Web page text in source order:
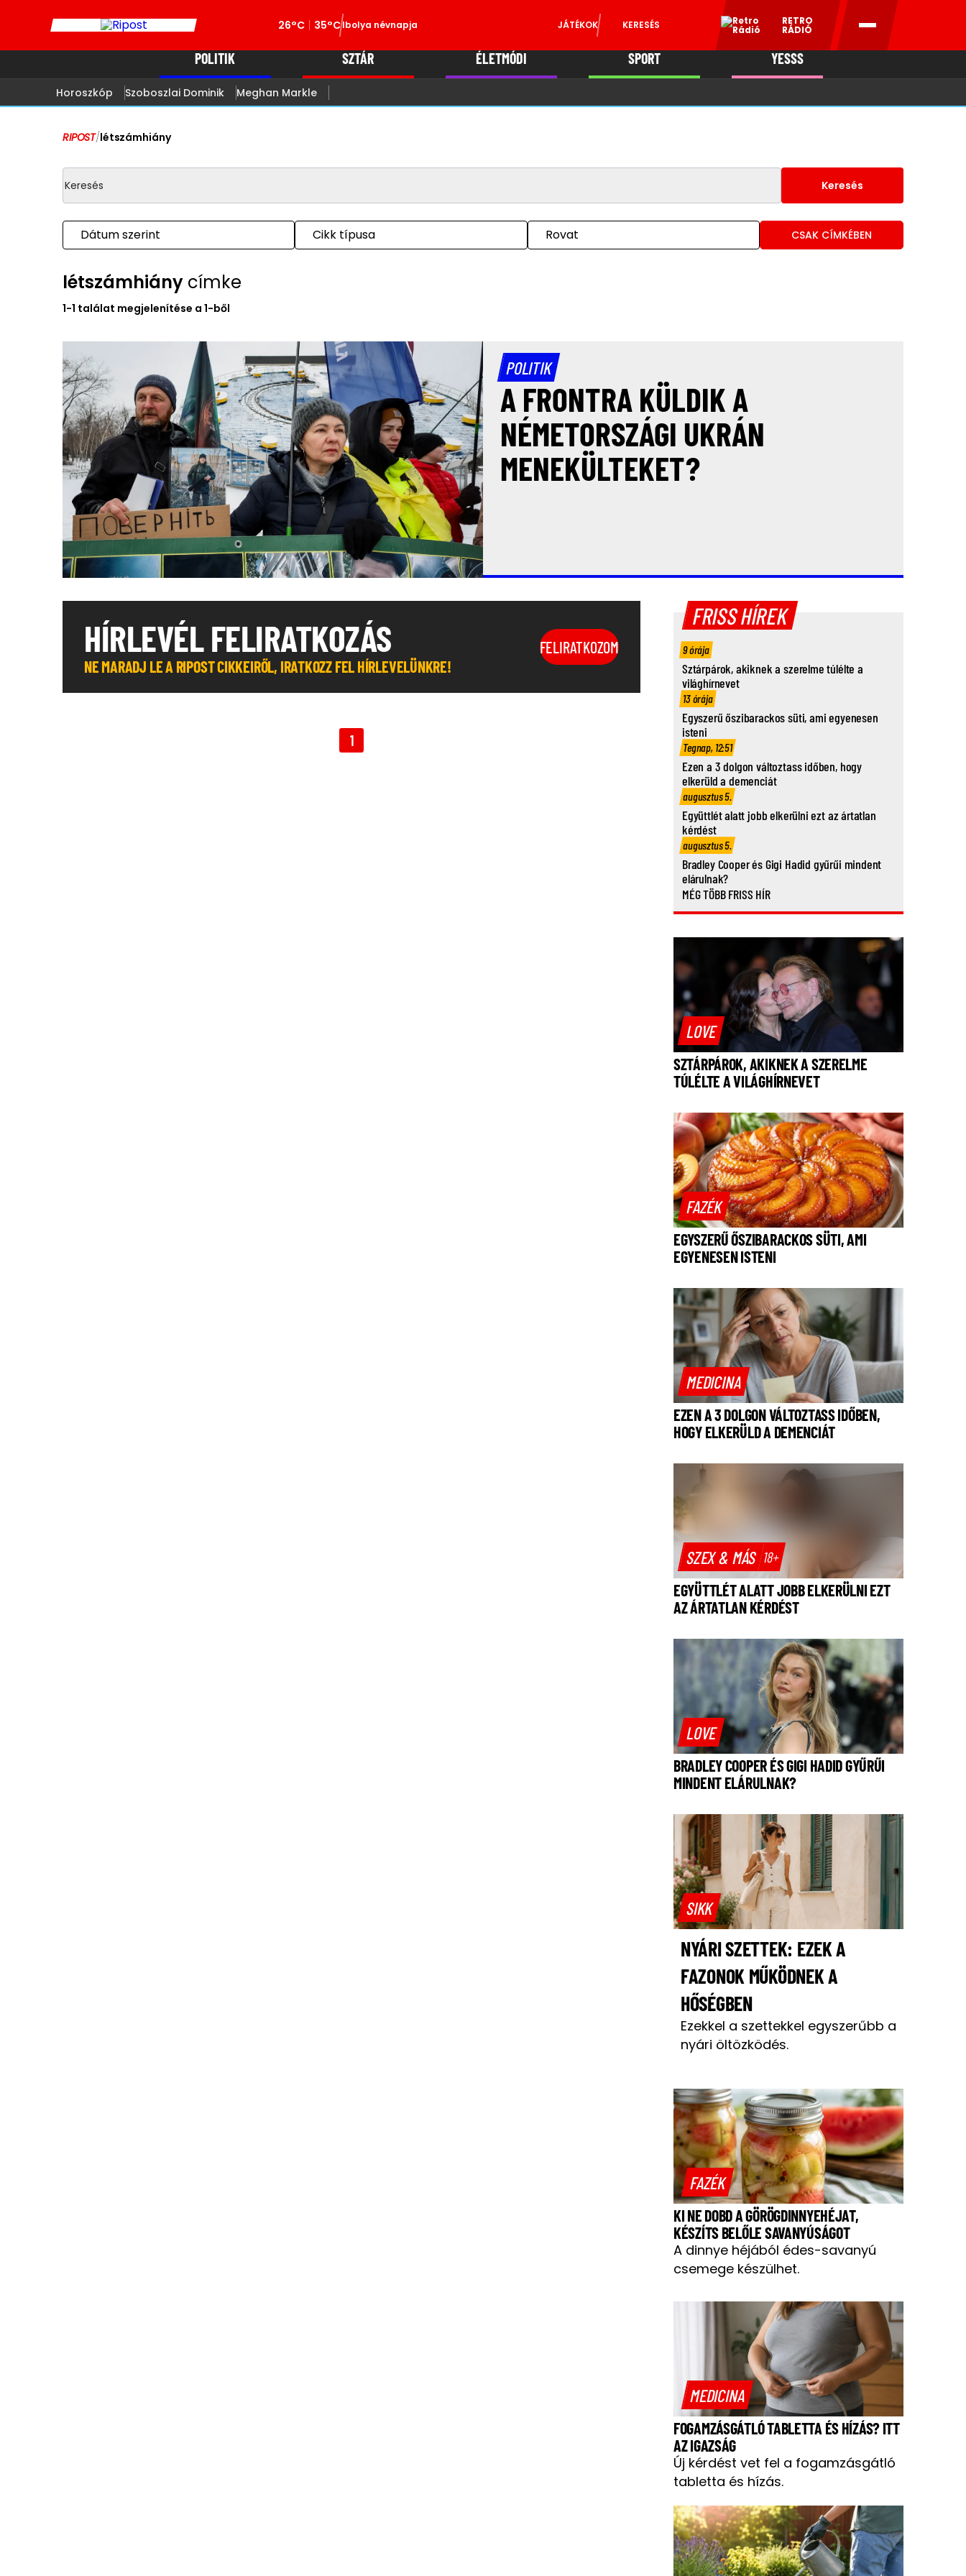
26°C 35°CIbolya névnapja JÁTÉKOK KERESÉS RETRO
RÁDIÓ
POLITIK SZTÁR ÉLETMÓDI SPORT YESSS
Horoszkóp Szoboszlai Dominik Meghan Markle
RIPOST/létszámhiány
Keresés
Dátum szerint Cikk típusa Rovat CSAK CÍMKÉBEN
létszámhiány címke
1-1 találat megjelenítése a 1-ből
POLITIK
A FRONTRA KÜLDIK A
NÉMETORSZÁGI UKRÁN
MENEKÜLTEKET?
HÍRLEVÉL FELIRATKOZÁS
NE MARADJ LE A RIPOST CIKKEIRŐL, IRATKOZZ FEL HÍRLEVELÜNKRE!
FELIRATKOZOM
1
FRISS HÍREK
9 órája
Sztárpárok, akiknek a szerelme túlélte a
világhírnevet
13 órája
Egyszerű őszibarackos süti, ami egyenesen
isteni
Tegnap, 12:51
Ezen a 3 dolgon változtass időben, hogy
elkerüld a demenciát
augusztus 5.
Együttlét alatt jobb elkerülni ezt az ártatlan
kérdést
augusztus 5.
Bradley Cooper és Gigi Hadid gyűrűi mindent
elárulnak?
MÉG TÖBB FRISS HÍR
LOVE
SZTÁRPÁROK, AKIKNEK A SZERELME
TÚLÉLTE A VILÁGHÍRNEVET
FAZÉK
EGYSZERŰ ŐSZIBARACKOS SÜTI, AMI
EGYENESEN ISTENI
MEDICINA
EZEN A 3 DOLGON VÁLTOZTASS IDŐBEN,
HOGY ELKERÜLD A DEMENCIÁT
SZEX & MÁS 18+
EGYÜTTLÉT ALATT JOBB ELKERÜLNI EZT
AZ ÁRTATLAN KÉRDÉST
LOVE
BRADLEY COOPER ÉS GIGI HADID GYŰRŰI
MINDENT ELÁRULNAK?
SIKK
NYÁRI SZETTEK: EZEK A
FAZONOK MŰKÖDNEK A
HŐSÉGBEN
Ezekkel a szettekkel egyszerűbb a
nyári öltözködés.
FAZÉK
KI NE DOBD A GÖRÖGDINNYEHÉJAT,
KÉSZÍTS BELŐLE SAVANYÚSÁGOT
A dinnye héjából édes-savanyú
csemege készülhet.
MEDICINA
FOGAMZÁSGÁTLÓ TABLETTA ÉS HÍZÁS? ITT
AZ IGAZSÁG
Új kérdést vet fel a fogamzásgátló
tabletta és hízás.